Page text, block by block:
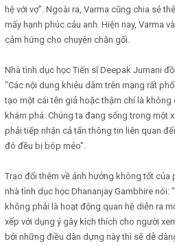
hệ với vợ". Ngoài ra, Varma cũng chia sẻ
mấy hạnh phúc cảu anh. Hiện nay, Varma
cảm hứng cho chuyện chăn gối.
Nhà tình dục học Tiến sĩ Deepak Jumani
"Các nội dung khiêu dâm trên mạng rất
tạo một cái tên giả hoặc thậm chí là không
khám phá. Chúng ta đang sống trong một
phải tiếp nhận cả tấn thông tin liên quan
đó đều bị bóp méo".
Trao đổi thêm về ảnh hưởng không tốt
nhà tình dục học Dhananjay Gambhire
không phải là hoạt động quan hệ diễn ra
xếp với dụng ý gây kích thích cho người
bởi những điều dàn dựng này thì sẽ dễ